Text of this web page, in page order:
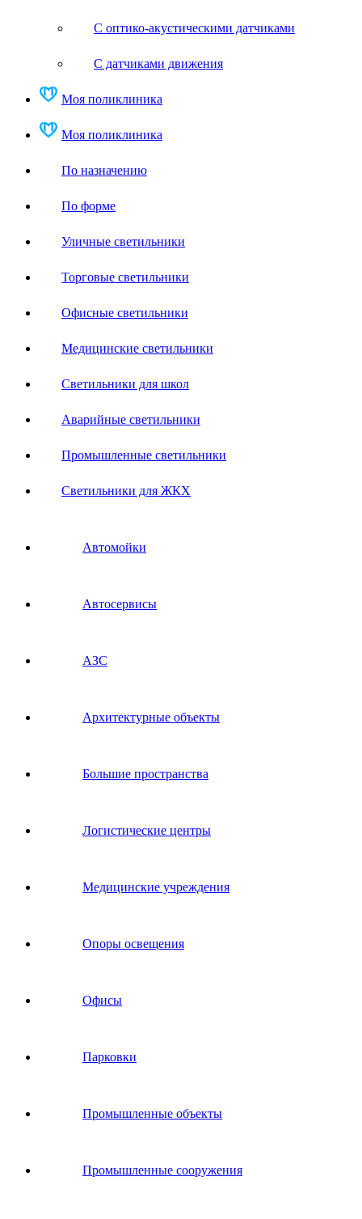
С оптико-акустическими датчиками
С датчиками движения
Моя поликлиника
Моя поликлиника
По назначению
По форме
Уличные светильники
Торговые светильники
Офисные светильники
Медицинские светильники
Светильники для школ
Аварийные светильники
Промышленные светильники
Светильники для ЖКХ
Автомойки
Автосервисы
АЗС
Архитектурные объекты
Большие пространства
Логистические центры
Медицинские учреждения
Опоры освещения
Офисы
Парковки
Промышленные объекты
Промышленные сооружения